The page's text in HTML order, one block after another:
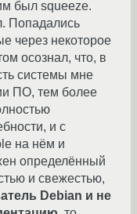
был squeeze.
Попадались
через некоторое
осознал, что, в
системы мне
ПО, тем более
и с
на нём и
определённый
и свежестью,
Debian и не